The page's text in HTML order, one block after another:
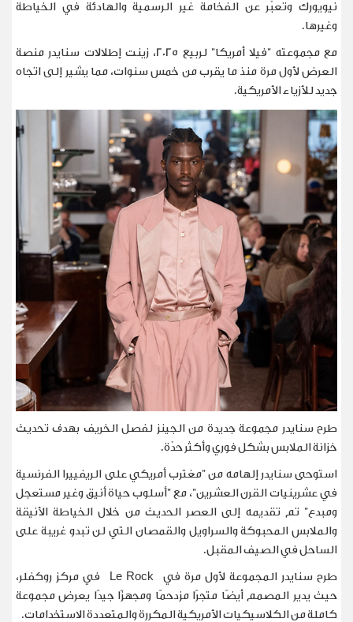
نيويورك وتعبّر عن الفخامة غير الرسمية والهادئة في الخياطة
وغيرها.
مع مجموعته "فيلا أمريكا" لربيع 2025، زينت إطلالات سنايدر منصة
العرض لأول مرة منذ ما يقرب من خمس سنوات، مما يشير إلى اتجاه
جديد للأزياء الأمريكية.
طرح سنايدر مجموعة جديدة من الجينز لفصل الخريف بهدف تحديث
خزانة الملابس بشكل فوري وأكثر حدّة.
استوحى سنايدر إلهامه من "مغترب أمريكي على الريفييرا الفرنسية
في عشرينيات القرن العشرين"، مع "أسلوب حياة أنيق وغير مستعجل
ومبدع" تم تقديمه إلى العصر الحديث من خلال الخياطة الأنيقة
والملابس المحبوكة والسراويل والقمصان التي لن تبدو غريبة على
الساحل في الصيف المقبل.
طرح سنايدر المجموعة لأول مرة في
في مركز روكفلر،
حيث يدير المصمم أيضًا متجرًا مزدحمًا ومجهزًا جيدًا يعرض مجموعة
كاملة من الكلاسيكيات الأمريكية المكررة والمتعددة الاستخدامات.